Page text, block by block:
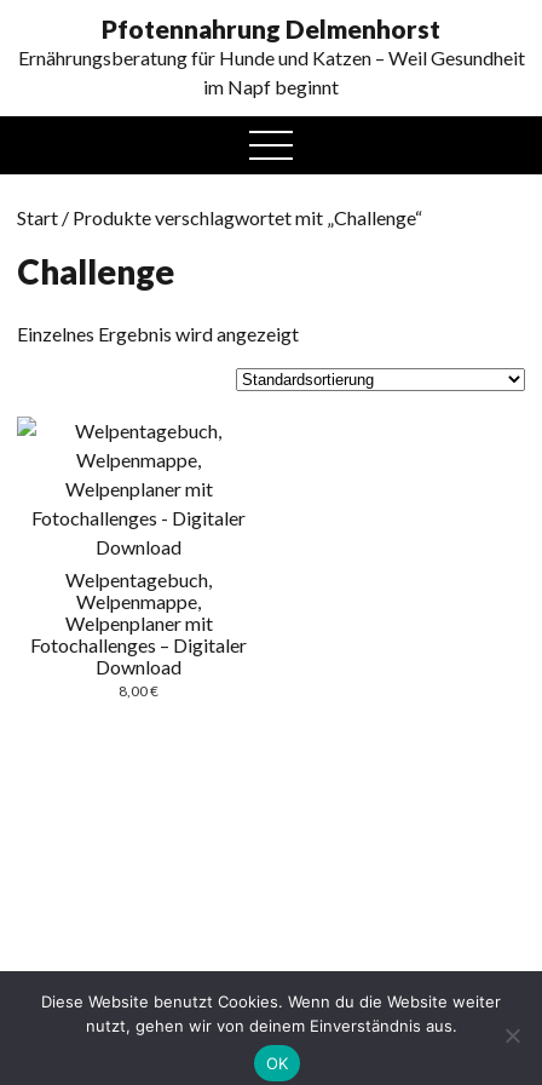
Pfotennahrung Delmenhorst
Ernährungsberatung für Hunde und Katzen – Weil Gesundheit
im Napf beginnt
open
menu
Start / Produkte verschlagwortet mit „Challenge“
Challenge
Einzelnes Ergebnis wird angezeigt
Welpentagebuch,
Welpenmappe,
Welpenplaner mit
Fotochallenges – Digitaler
Download
8,00€
Diese Website benutzt Cookies. Wenn du die Website weiter
nutzt, gehen wir von deinem Einverständnis aus.
OK